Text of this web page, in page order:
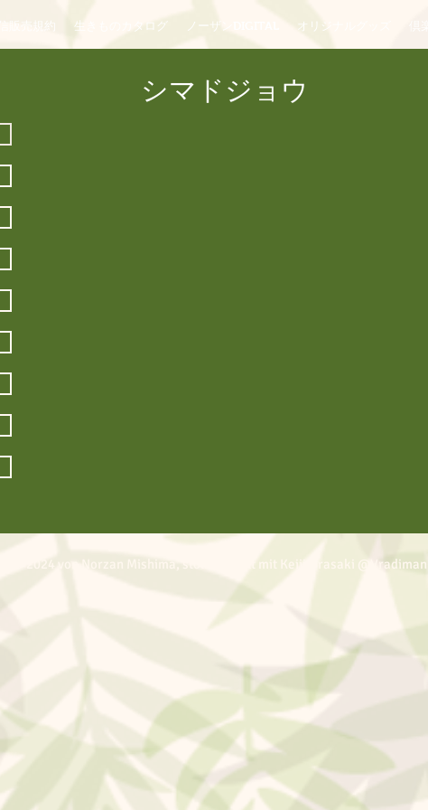
販売規約 生きものカタログ ノーザンDIGITAL オリジナルグッズ
シマドジョウ
© 2024 von Norzan Mishima, stolz erstellt mit Keiji Urasaki